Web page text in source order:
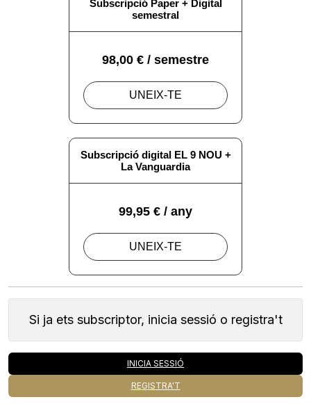
Si ja ets subscriptor, inicia sessió o registra't
INICIA SESSIÓ
REGISTRA'T